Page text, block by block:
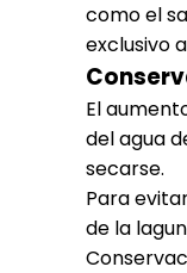
como el
exclusivo
El
del agua
secarse.
Para
de la